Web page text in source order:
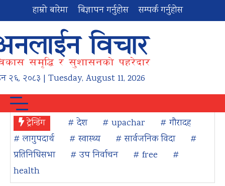
हाम्रो बारेमा बिज्ञापन गर्नुहोस सम्पर्क गर्नुहोस
२६, २०८३ | Tuesday, August 11, 2026
ट्रेन्डिंग # देश # upachar
# गौरादह
# लागुपदार्थ
# स्वास्थ्य # सार्वजनिक विदा
#
प्रतिनिधिसभा
# उप निर्वाचन # free
#
health